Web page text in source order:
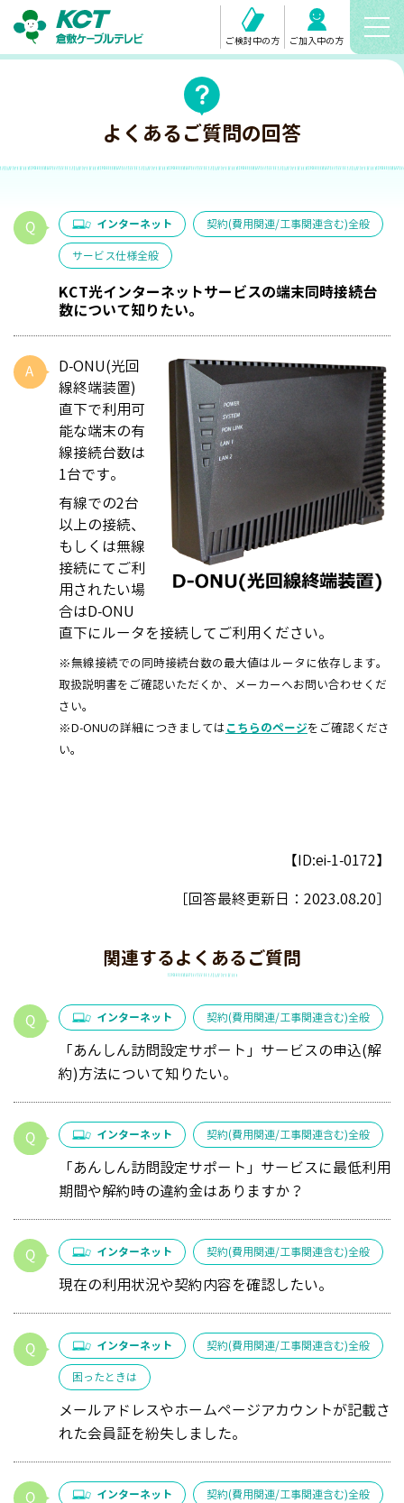
ご検討中の方 ご加入中の方
よくあるご質問の回答
インターネット 契約(費用関連/工事関連含む)全般
サービス仕様全般
KCT光インターネットサービスの端末同時接続台
数について知りたい。
D-ONU(光回
線終端装置)
直下で利用可
能な端末の有
線接続台数は
1台です。
有線での2台
以上の接続、
もしくは無線
接続にてご利
用されたい場
合はD-ONU
直下にルータを接続してご利用ください。
※無線接続での同時接続台数の最大値はルータに依存します。
取扱説明書をご確認いただくか、メーカーへお問い合わせくだ
さい。
※D-ONUの詳細につきましてはこちらのページをご確認くださ
い。
【ID:ei-1-0172】
［回答最終更新日： 2023.08.20］
関連するよくあるご質問
インターネット 契約(費用関連/工事関連含む)全般
「あんしん訪問設定サポート」サービスの申込(解
約)方法について知りたい。
インターネット 契約(費用関連/工事関連含む)全般
「あんしん訪問設定サポート」サービスに最低利用
期間や解約時の違約金はありますか？
インターネット 契約(費用関連/工事関連含む)全般
現在の利用状況や契約内容を確認したい。
インターネット 契約(費用関連/工事関連含む)全般
困ったときは
メールアドレスやホームページアカウントが記載さ
れた会員証を紛失しました。
インターネット 契約(費用関連/工事関連含む)全般